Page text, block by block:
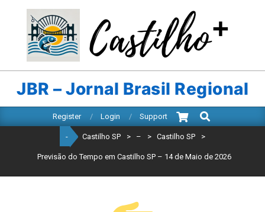
content
CASTILHO
SP
JBR – Jornal Brasil Regional
Navigation
Register Login Support
Search
- Castilho SP > – > Castilho SP >
Previsão do Tempo em Castilho SP – 14 de Maio de 2026